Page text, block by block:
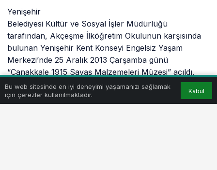
Yenişehir
Belediyesi Kültür ve Sosyal İşler Müdürlüğü
tarafından, Akçeşme İlköğretim Okulunun karşısında
bulunan Yenişehir Kent Konseyi Engelsiz Yaşam
Merkezi’nde 25 Aralık 2013 Çarşamba günü
“Çanakkale 1915 Savaş Malzemeleri Müzesi” açıldı.
Ücretsiz olarak gezilebilen müze 1 Ocak tarihine kadar
açık kalacak.
Bu web sitesinde en iyi deneyimi yaşamanızı sağlamak
için çerezler kullanılmaktadır.
Kabul